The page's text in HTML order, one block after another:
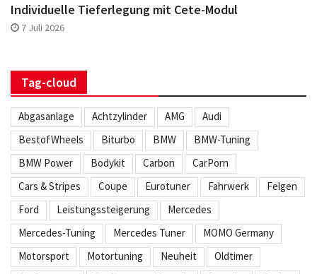
Individuelle Tieferlegung mit Cete-Modul
7 Juli 2026
Tag-cloud
Abgasanlage Achtzylinder AMG
Audi
BestofWheels
Biturbo BMW
BMW-Tuning
BMW Power
Bodykit Carbon
CarPorn
Cars & Stripes
Coupe Eurotuner Fahrwerk
Felgen
Ford
Leistungssteigerung
Mercedes
Mercedes-Tuning
Mercedes Tuner
MOMO Germany
Motorsport
Motortuning Neuheit
Oldtimer